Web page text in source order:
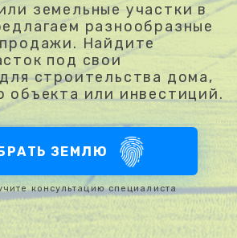
земельные участки в
разнообразные
Найдите
под свои
строительства дома,
объекта или инвестиций.
ЗЕМЛЮ
консультацию специалиста